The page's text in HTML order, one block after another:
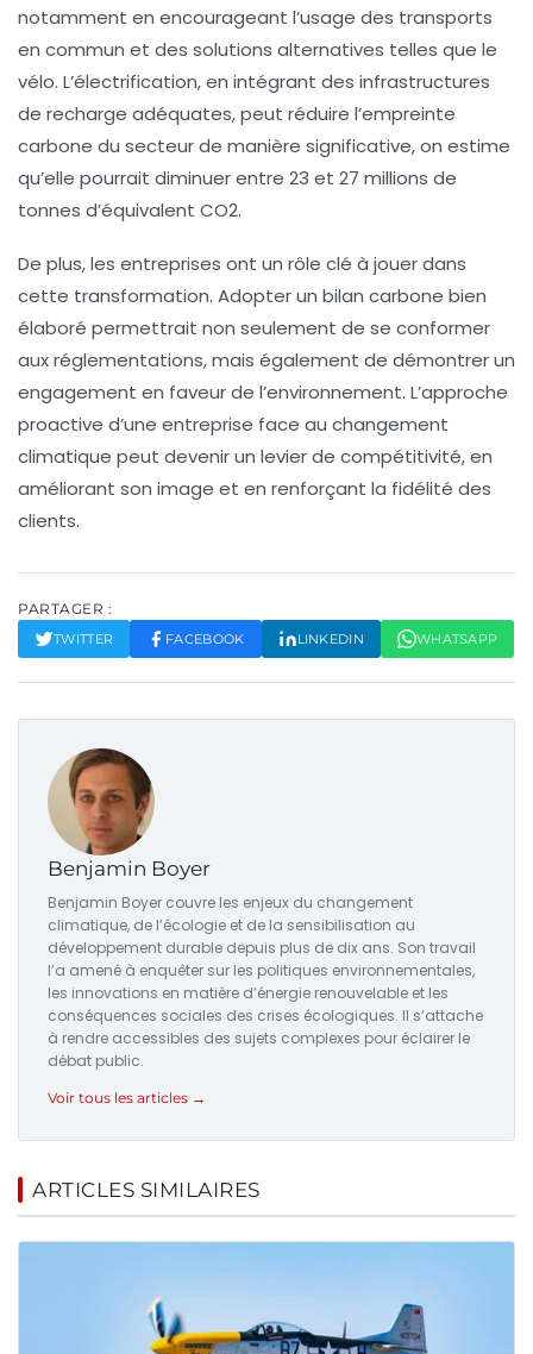
notamment en encourageant l’usage des transports
en commun et des solutions alternatives telles que le
vélo. L’électrification, en intégrant des infrastructures
de recharge adéquates, peut réduire l’empreinte
carbone du secteur de manière significative, on estime
qu’elle pourrait diminuer entre 23 et 27 millions de
tonnes d’équivalent CO2.
De plus, les entreprises ont un rôle clé à jouer dans
cette transformation. Adopter un bilan carbone bien
élaboré permettrait non seulement de se conformer
aux réglementations, mais également de démontrer un
engagement en faveur de l’environnement. L’approche
proactive d’une entreprise face au changement
climatique peut devenir un levier de compétitivité, en
améliorant son image et en renforçant la fidélité des
clients.
PARTAGER :
TWITTER FACEBOOK LINKEDIN WHATSAPP
Benjamin Boyer
Benjamin Boyer couvre les enjeux du changement
climatique, de l’écologie et de la sensibilisation au
développement durable depuis plus de dix ans. Son travail
l’a amené à enquêter sur les politiques environnementales,
les innovations en matière d’énergie renouvelable et les
conséquences sociales des crises écologiques. Il s’attache
à rendre accessibles des sujets complexes pour éclairer le
débat public.
Voir tous les articles →
ARTICLES SIMILAIRES